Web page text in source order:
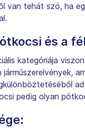
van tehát szó, ha
és a
kategóriája
pedig olyan